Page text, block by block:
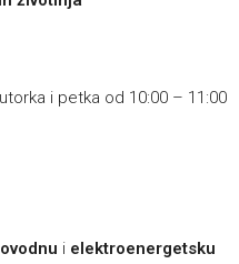
i petka od 10:00 – 11:00
i elektroenergetsku